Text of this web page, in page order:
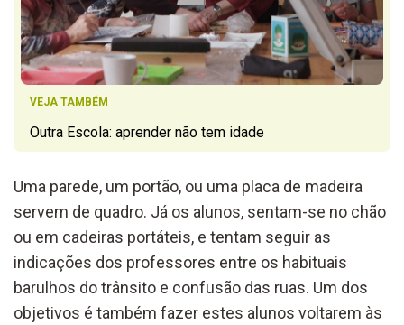
VEJA TAMBÉM
Outra Escola: aprender não tem idade
Uma parede, um portão, ou uma placa de madeira
servem de quadro. Já os alunos, sentam-se no chão
ou em cadeiras portáteis, e tentam seguir as
indicações dos professores entre os habituais
barulhos do trânsito e confusão das ruas. Um dos
objetivos é também fazer estes alunos voltarem às